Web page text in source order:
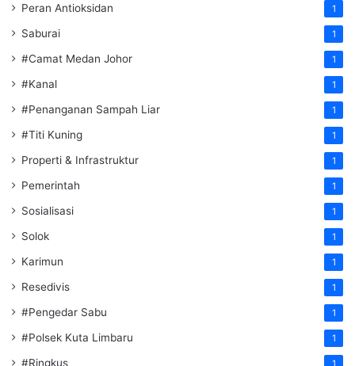
Peran Antioksidan 1
Saburai 1
#Camat Medan Johor 1
#Kanal 1
#Penanganan Sampah Liar 1
#Titi Kuning 1
Properti & Infrastruktur 1
Pemerintah 1
Sosialisasi 1
Solok 1
Karimun 1
Resedivis 1
#Pengedar Sabu 1
#Polsek Kuta Limbaru 1
#Ringkus 1